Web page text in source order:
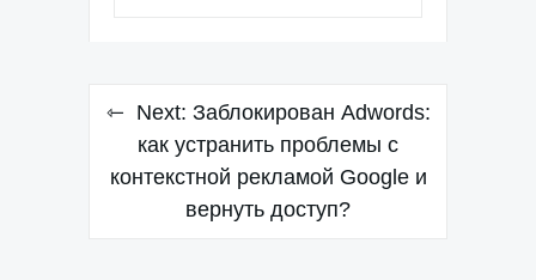
Навигация
записям
Next: Заблокирован Adwords:
как устранить проблемы с
контекстной рекламой Google и
вернуть доступ?